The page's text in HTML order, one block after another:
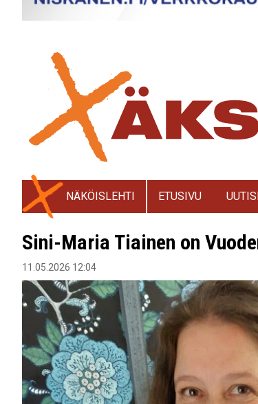
NÄKÖISLEHTI ETUSIVU
Sini-Maria Tiainen on
11.05.2026 12:04